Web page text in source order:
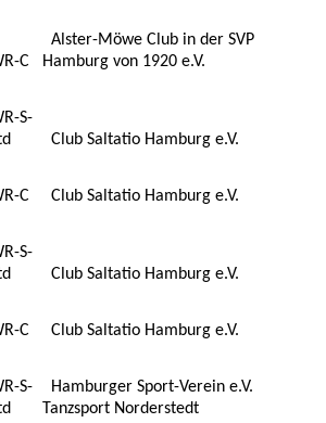
C
Alster-Möwe Club in der SVP
Hamburg von 1920 e.V.
S-
Club Saltatio Hamburg e.V.
C Club Saltatio Hamburg e.V.
S-
Club Saltatio Hamburg e.V.
C Club Saltatio Hamburg e.V.
S-
Hamburger Sport-Verein e.V.
Tanzsport Norderstedt